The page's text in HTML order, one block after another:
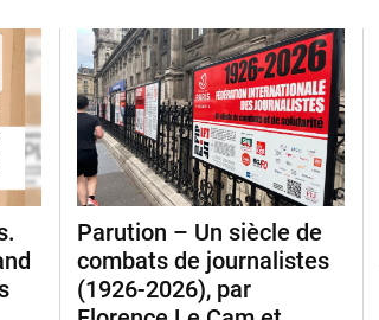
Parution – Un siècle de
combats de journalistes
(1926-2026), par